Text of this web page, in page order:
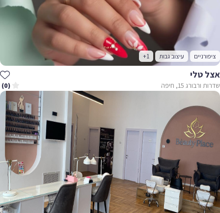
ציפורניים עיצוב גבות +1
אצל טלי
שדרות ורבורג 15, חיפה (0)